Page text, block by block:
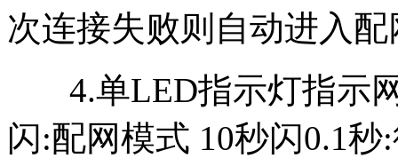
次连接失败则自动进入
4.单LED指示灯指示
闪:配网模式 10秒闪0.1